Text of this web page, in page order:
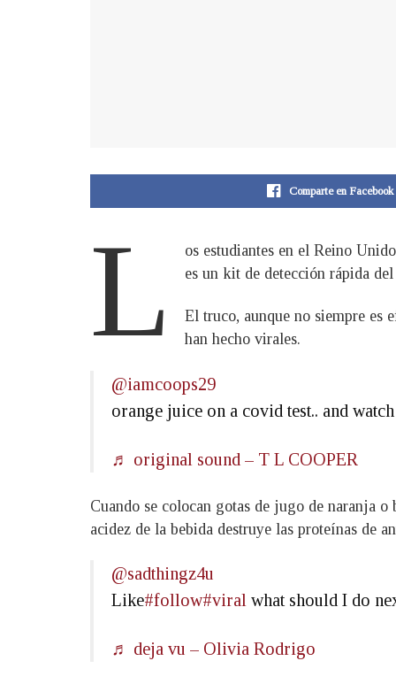
Comparte en Facebook
L
os estudiantes en el Reino
es un kit de detección rápida
El truco, aunque no siempre es
han hecho virales.
@iamcoops29
orange juice on a covid test.. and
♬ original sound – T L COOPER
Cuando se colocan gotas de jugo de naranja
acidez de la bebida destruye las proteínas de
@sadthingz4u
Like#follow#viral what should I do
♬ deja vu – Olivia Rodrigo